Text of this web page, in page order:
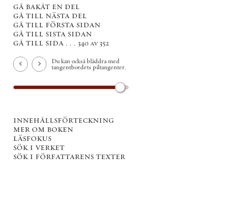
gå bakåt en del
gå till nästa del
gå till första sidan
gå till sista sidan
gå till sida . . . 340 av 352
Du kan också bläddra med
tangentbordets piltangenter.
innehållsförteckning
mer om boken
läsfokus
sök i verket
sök i författarens texter